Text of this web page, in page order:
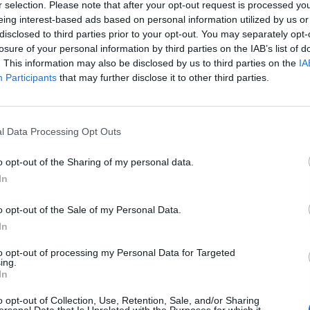
selection. Please note that after your opt-out request is processed
interest-based ads based on personal information utilized by us
to third parties prior to your opt-out. You may separately
of your personal information by third parties on the IAB’s list of
This information may also be disclosed by us to third parties on the
Participants that may further disclose it to other third parties.
Data Processing Opt Outs
opt-out of the Sharing of my personal data.
opt-out of the Sale of my Personal Data.
opt-out of processing my Personal Data for Targeted
opt-out of Collection, Use, Retention, Sale, and/or Sharing
María Teresa Campos se ha posicionado de una
influyentesde esta familia que no deja de estar
tras polémicas.